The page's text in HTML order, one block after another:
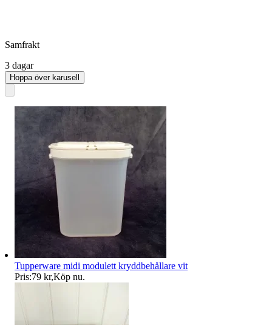
Samfrakt
3 dagar
Hoppa över karusell
Tupperware midi modulett kryddbehållare vit
Pris:79 kr,Köp nu.